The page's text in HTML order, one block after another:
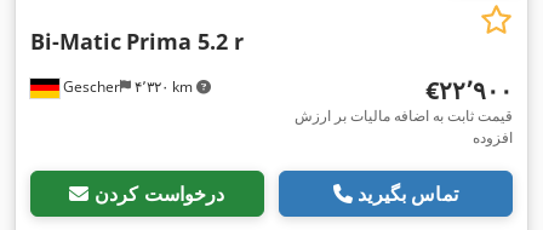
Gescher ۴٬۳۲۰ km
Bi-Matic Prima 5.2 r
‎€۲۲٬۹۰۰
قیمت ثابت به اضافه مالیات بر ارزش
افزوده
درخواست کردن تماس بگیرید